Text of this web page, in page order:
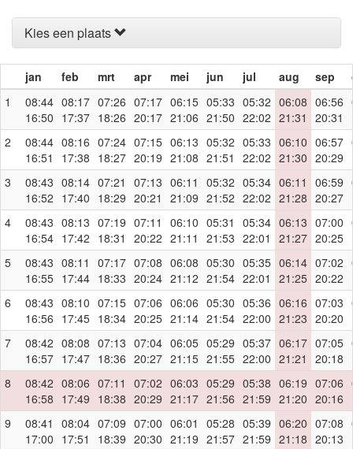
Kies een plaats
jan feb mrt apr mei jun jul aug sep
1
08:44
16:50
08:17
17:37
07:26
18:26
07:17
20:17
06:15
21:06
05:33
21:50
05:32
22:02
06:08
21:31
06:56
20:31
2
08:44
16:51
08:16
17:38
07:24
18:27
07:15
20:19
06:13
21:08
05:32
21:51
05:33
22:02
06:10
21:30
06:57
20:29
3
08:43
16:52
08:14
17:40
07:21
18:29
07:13
20:21
06:11
21:09
05:32
21:52
05:34
22:02
06:11
21:28
06:59
20:27
4
08:43
16:54
08:13
17:42
07:19
18:31
07:11
20:22
06:10
21:11
05:31
21:53
05:34
22:01
06:13
21:27
07:00
20:25
5
08:43
16:55
08:11
17:44
07:17
18:33
07:08
20:24
06:08
21:12
05:30
21:54
05:35
22:01
06:14
21:25
07:02
20:22
6
08:43
16:56
08:10
17:45
07:15
18:34
07:06
20:25
06:06
21:14
05:30
21:54
05:36
22:00
06:16
21:23
07:03
20:20
7
08:42
16:57
08:08
17:47
07:13
18:36
07:04
20:27
06:05
21:15
05:29
21:55
05:37
22:00
06:17
21:21
07:05
20:18
8
08:42
16:58
08:06
17:49
07:11
18:38
07:02
20:29
06:03
21:17
05:29
21:56
05:38
21:59
06:19
21:20
07:06
20:16
9
08:41
17:00
08:04
17:51
07:09
18:39
07:00
20:30
06:01
21:19
05:28
21:57
05:39
21:59
06:20
21:18
07:08
20:13